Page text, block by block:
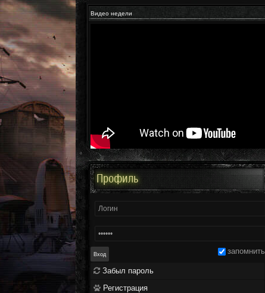
Видео недели
Профиль
запомнить
Забыл пароль
Регистрация